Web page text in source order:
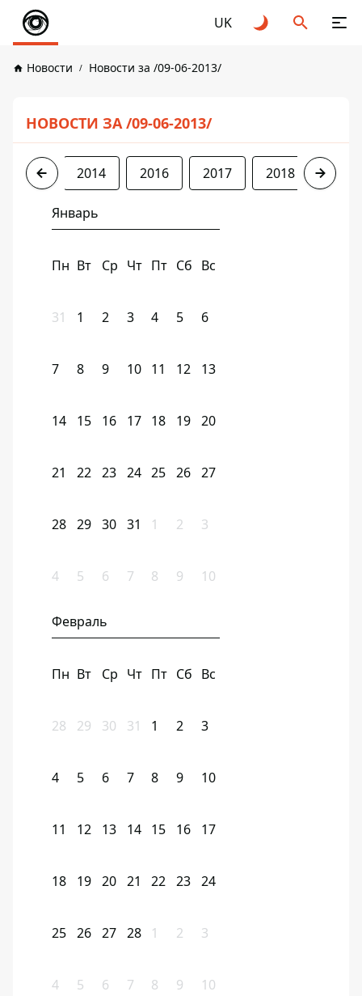
UK
Новости Новости за /09-06-2013/
НОВОСТИ ЗА /09-06-2013/
2013 2014 2016 2017 2018 2019
Январь
Пн Вт Ср Чт Пт Сб Вс
31 1 2 3 4 5 6
7 8 9 10 11 12 13
14 15 16 17 18 19 20
21 22 23 24 25 26 27
28 29 30 31 1 2 3
4 5 6 7 8 9 10
Февраль
Пн Вт Ср Чт Пт Сб Вс
28 29 30 31 1 2 3
4 5 6 7 8 9 10
11 12 13 14 15 16 17
18 19 20 21 22 23 24
25 26 27 28 1 2 3
4 5 6 7 8 9 10